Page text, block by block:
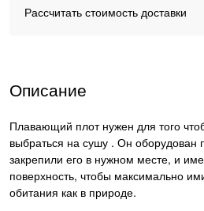
Рассчитать стоимость доставки
Описание
Плавающий плот нужен для того
выбраться на сушу . Он оборудован
закрепили его в нужном месте, и
поверхность, чтобы максимально
обитания как в природе.